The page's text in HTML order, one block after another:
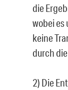
die
wobei es
keine
durch
2) Die